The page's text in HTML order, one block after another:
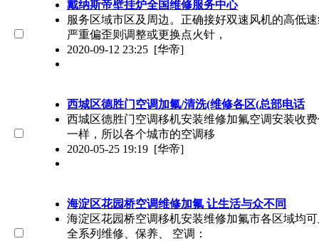
戴纳斯帝壁挂炉全国维修服务中心
服务区域市区及周边。正确接好双速风机的高低
严重偏歪则调整或更换点火针，
2020-09-12 23:25 [华帝]
西城区德胜门空调加氟/清洗(维修各区(总部电话
西城区德胜门空调移机安装维修加氟空调安装收
一样，所以各个城市的空调移
2020-05-25 19:19 [华帝]
海淀区花园桥空调维修加氟 让生活与众不同
海淀区花园桥空调移机安装维修加氟市各区域均
全系列维修、保养、 空调：